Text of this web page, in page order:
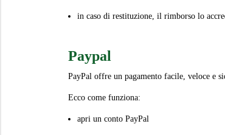
in caso di restituzione, il rimborso lo
Paypal
PayPal offre un pagamento facile, veloce e
Ecco come funziona:
apri un conto PayPal